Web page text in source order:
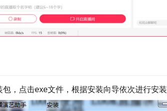
包，点击exe文件，根据安装向导依次进行安装